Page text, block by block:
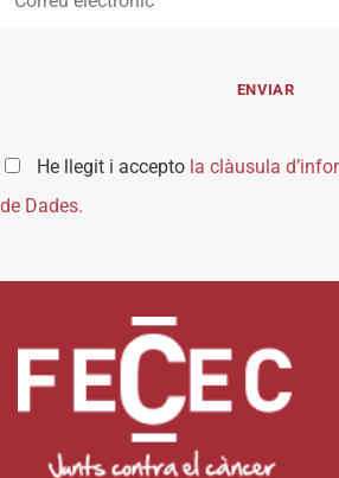
He llegit i accepto la clàusula
de Dades.